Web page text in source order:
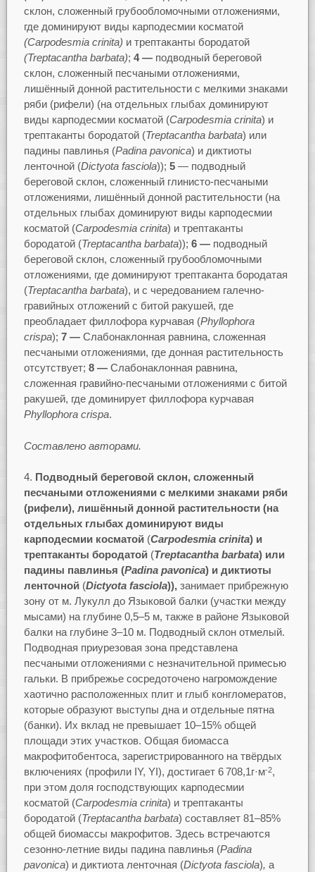
склон, сложенный грубообломочными отложениями,
где доминируют виды карподесмии косматой
(Carpodesmia crinita) и трептаканты бородатой
(Treptacantha barbata); 4 —подводный береговой
склон, сложенный песчаными отложениями,
лишённый донной растительности с мелкими знаками
ряби (рифели) (на отдельных глыбах доминируют
виды карподесмии косматой (Carpodesmia crinita) и
трептаканты бородатой (Treptacantha barbata) или
падины павлинья (Padina pavonica) и диктиоты
ленточной (Dictyota fasciola)); 5 — подводный
береговой склон, сложенный глинисто-песчаными
отложениями, лишённый донной растительности (на
отдельных глыбах доминируют виды карподесмии
косматой (Carpodesmia crinita) и трептаканты
бородатой (Treptacantha barbata)); 6 —подводный
береговой склон, сложенный грубообломочными
отложениями, где доминируют трептаканта бородатая
(Treptacantha barbata), и с чередованием галечно-
гравийных отложений с битой ракушей, где
преобладает филлофора курчавая (Phyllophora
crispa); 7 —Слабонаклонная равнина, сложенная
песчаными отложениями, где донная растительность
отсутствует; 8 —Слабонаклонная равнина,
сложенная гравийно-песчаными отложениями с битой
ракушей, где доминирует филлофора курчавая
Phyllophora crispa.
Составлено авторами.
Подводный береговой склон, сложенный
песчаными отложениями с мелкими знаками ряби
(рифели), лишённый донной растительности (на
отдельных глыбах доминируют виды
карподесмии косматой(Carpodesmia crinita) и
трептаканты бородатой(Treptacantha barbata)или
падины павлинья (Padina pavonica) и диктиоты
ленточной(Dictyota fasciola)), занимает прибрежную
зону от м. Лукулл до Языковой балки (участки между
мысами) на глубине 0,5–5 м, также в районе Языковой
балки на глубине 3–10 м. Подводный склон отмелый.
Подводная приурезовая зона представлена
песчаными отложениями с незначительной примесью
гальки. В прибрежье сосредоточено нагромождение
хаотично расположенных плит и глыб конгломератов,
которые образуют выступы дна и отдельные пятна
(банки). Их вклад не превышает 10–15% общей
площади этих участков. Общая биомасса
макрофитобентоса, зарегистрированного на твёрдых
включениях (профили IY, YI), достигает 6 708,1г·м-2,
при этом доля господствующих карподесмии
косматой (Carpodesmia crinita) и трептаканты
бородатой (Treptacantha barbata) составляет 81–85%
общей биомассы макрофитов. Здесь встречаются
сезонно-летние виды падина павлинья (Padina
pavonica) и диктиота ленточная (Dictyota fasciola), а